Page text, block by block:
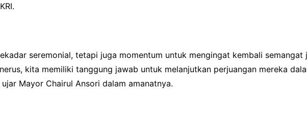
seremonial, tetapi juga momentum untuk mengingat kembali
kita memiliki tanggung jawab untuk melanjutkan perjuangan mereka
ujar Mayor Chairul Ansori dalam amanatnya.